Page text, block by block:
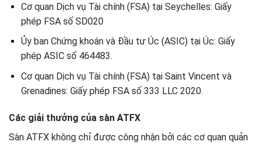
Cơ quan Dịch vụ Tài chính (FSA) tại Seychelles: Giấy
phép FSA số SD020
Ủy ban Chứng khoán và Đầu tư Úc (ASIC) tại Úc: Giấy
phép ASIC số 464483.
Cơ quan Dịch vụ Tài chính (FSA) tại Saint Vincent và
Grenadines: Giấy phép FSA số 333 LLC 2020.
Các giải thưởng của sàn ATFX
Sàn ATFX không chỉ được công nhận bởi các cơ quan quản